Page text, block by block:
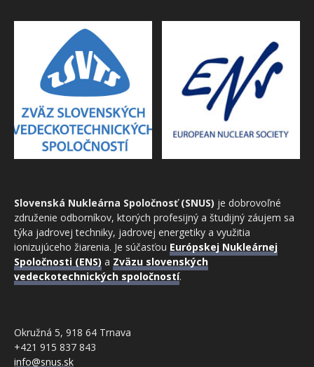
Slovenská Nukleárna Spoločnosť (SNUS) je dobrovoľné
združenie odborníkov, ktorých profesijný a študijný záujem sa
týka jadrovej techniky, jadrovej energetiky a využitia
ionizujúceho žiarenia. Je súčasťou Európskej Nukleárnej
Spoločnosti (ENS) a Zväzu slovenských
vedeckotechnických spoločností.
Okružná 5, 918 64 Trnava
+421 915 837 843
info@snus.sk